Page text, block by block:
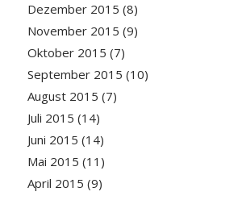
Dezember 2015 (8)
November 2015 (9)
Oktober 2015 (7)
September 2015 (10)
August 2015 (7)
Juli 2015 (14)
Juni 2015 (14)
Mai 2015 (11)
April 2015 (9)